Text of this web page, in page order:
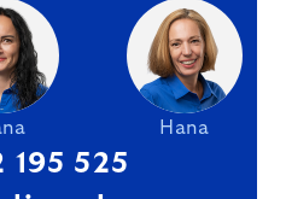
Hana
195 525